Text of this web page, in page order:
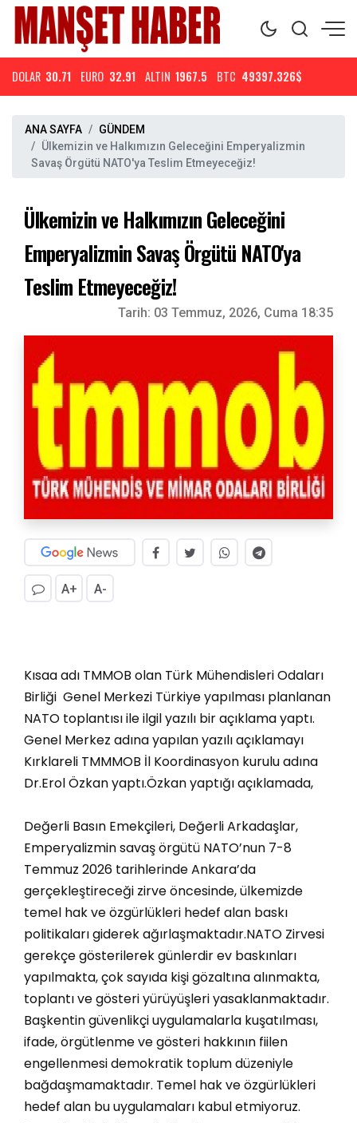
DOLAR 30.71 EURO 32.91 ALTIN 1967.5 BTC 49397.326$
ANA SAYFA
GÜNDEM
Ülkemizin ve Halkımızın Geleceğini Emperyalizmin
Savaş Örgütü NATO'ya Teslim Etmeyeceğiz!
Ülkemizin ve Halkımızın Geleceğini
Emperyalizmin Savaş Örgütü NATO'ya
Teslim Etmeyeceğiz!
Tarih: 03 Temmuz, 2026, Cuma 18:35
A+ A-
Kısaa adı TMMOB olan Türk Mühendisleri Odaları
Birliği Genel Merkezi Türkiye yapılması planlanan
NATO toplantısı ile ilgil yazılı bir açıklama yaptı.
Genel Merkez adına yapılan yazılı açıklamayı
Kırklareli TMMMOB İl Koordinasyon kurulu adına
Dr.Erol Özkan yaptı.Özkan yaptığı açıklamada,
Değerli Basın Emekçileri, Değerli Arkadaşlar,
Emperyalizmin savaş örgütü NATO’nun 7-8
Temmuz 2026 tarihlerinde Ankara’da
gerçekleştireceği zirve öncesinde, ülkemizde
temel hak ve özgürlükleri hedef alan baskı
politikaları giderek ağırlaşmaktadır.NATO Zirvesi
gerekçe gösterilerek günlerdir ev baskınları
yapılmakta, çok sayıda kişi gözaltına alınmakta,
toplantı ve gösteri yürüyüşleri yasaklanmaktadır.
Başkentin güvenlikçi uygulamalarla kuşatılması,
ifade, örgütlenme ve gösteri hakkının fiilen
engellenmesi demokratik toplum düzeniyle
bağdaşmamaktadır. Temel hak ve özgürlükleri
hedef alan bu uygulamaları kabul etmiyoruz.